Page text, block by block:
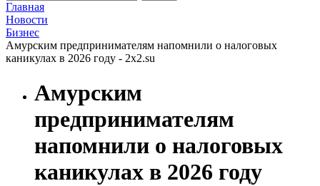
Главная
Новости
Бизнес
Амурским предпринимателям напомнили о налоговых
каникулах в 2026 году - 2x2.su
Амурским
предпринимателям
напомнили о налоговых
каникулах в 2026 году